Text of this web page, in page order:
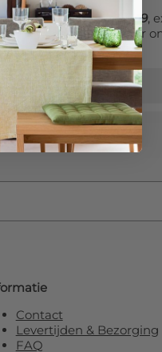
bestel je al vanaf25,99,
en betaalbare manier
korting!
Contact
Levertijden & Bezorging
FAQ